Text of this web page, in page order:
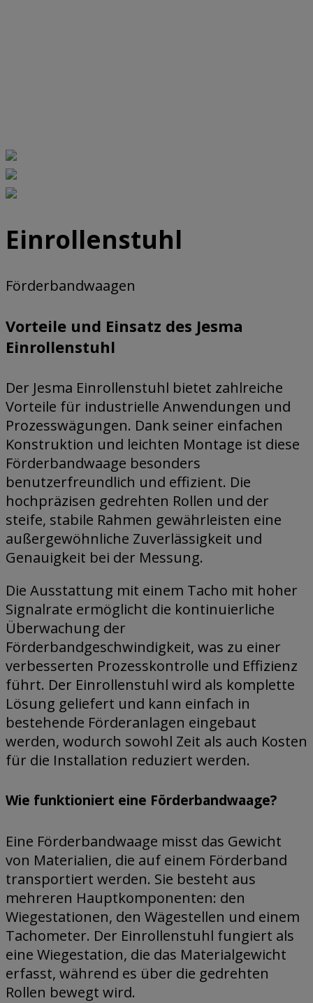
Einrollenstuhl
Förderbandwaagen
Vorteile und Einsatz des Jesma
Einrollenstuhl
Der Jesma Einrollenstuhl bietet zahlreiche
Vorteile für industrielle Anwendungen und
Prozesswägungen. Dank seiner einfachen
Konstruktion und leichten Montage ist diese
Förderbandwaage besonders
benutzerfreundlich und effizient. Die
hochpräzisen gedrehten Rollen und der
steife, stabile Rahmen gewährleisten eine
außergewöhnliche Zuverlässigkeit und
Genauigkeit bei der Messung.
Die Ausstattung mit einem Tacho mit hoher
Signalrate ermöglicht die kontinuierliche
Überwachung der
Förderbandgeschwindigkeit, was zu einer
verbesserten Prozesskontrolle und Effizienz
führt. Der Einrollenstuhl wird als komplette
Lösung geliefert und kann einfach in
bestehende Förderanlagen eingebaut
werden, wodurch sowohl Zeit als auch Kosten
für die Installation reduziert werden.
Wie funktioniert eine Förderbandwaage?
Eine Förderbandwaage misst das Gewicht
von Materialien, die auf einem Förderband
transportiert werden. Sie besteht aus
mehreren Hauptkomponenten: den
Wiegestationen, den Wägestellen und einem
Tachometer. Der Einrollenstuhl fungiert als
eine Wiegestation, die das Materialgewicht
erfasst, während es über die gedrehten
Rollen bewegt wird.